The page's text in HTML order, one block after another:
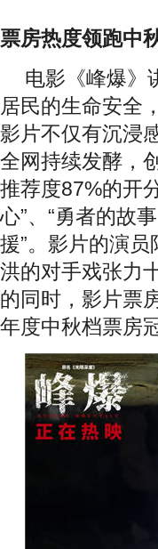
票房热度领跑中
电影《峰爆》
居民的生命安全
影片不仅有沉浸
全网持续发酵，
推荐度87%的开
心”、“勇者的故
援”。影片的演员
洪的对手戏张力
的同时，影片票
年度中秋档票房